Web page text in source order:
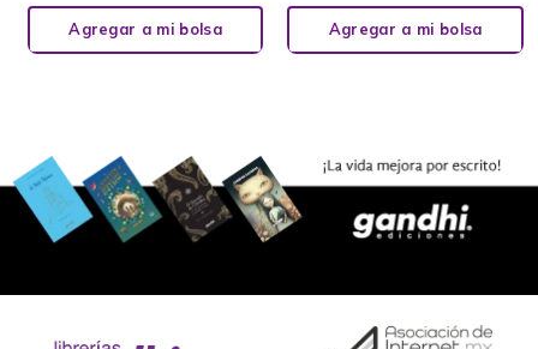
Agregar a mi bolsa Agregar a mi bolsa